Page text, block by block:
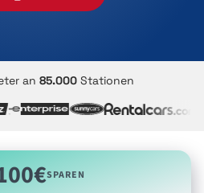
an 85.000 Stationen
SPAREN